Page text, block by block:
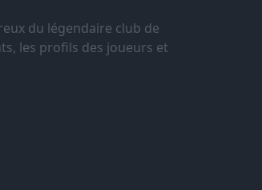
du légendaire club de
les profils des joueurs et